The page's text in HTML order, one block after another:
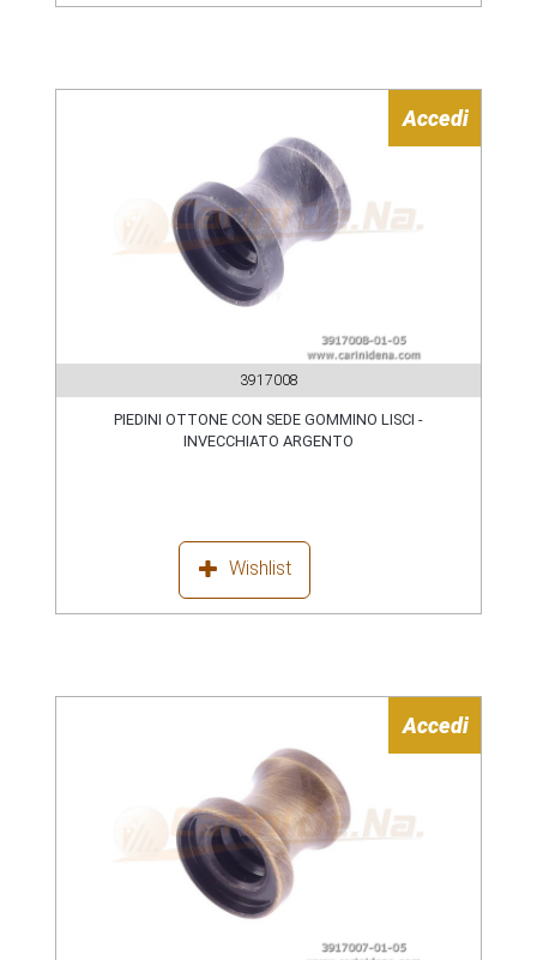
Accedi
3917008
PIEDINI OTTONE CON SEDE GOMMINO LISCI -
INVECCHIATO ARGENTO
Wishlist
Accedi